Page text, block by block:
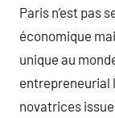
Paris n’est pas
économique
unique au
entrepreneurial
novatrices